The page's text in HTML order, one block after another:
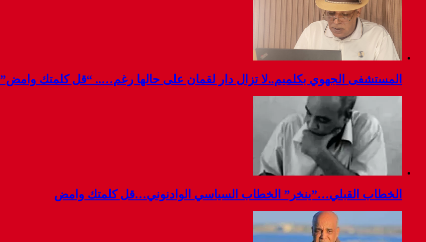
المستشفى الجهوي بكلميم..لا تزال دار لقمان على حالها رغم….. “قل كلمتك وامض”
الخطاب القبلي…”ينخر” الخطاب السياسي الوادنوني…قل كلمتك وامض